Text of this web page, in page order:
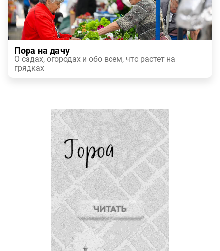
Пора на дачу
О садах, огородах и обо всем, что растет на
грядках